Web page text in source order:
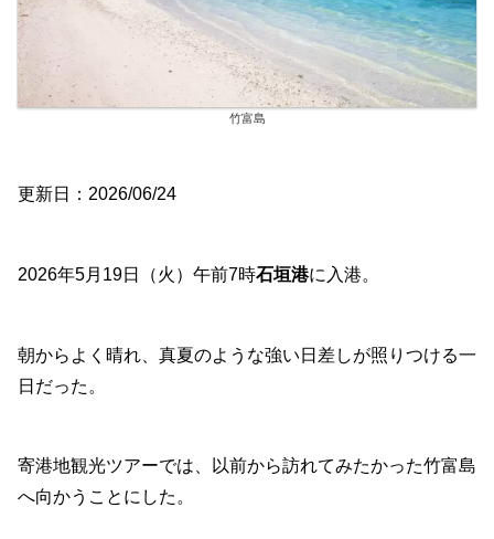
竹富島
更新日：2026/06/24
2026年5月19日（火）午前7時石垣港に入港。
朝からよく晴れ、真夏のような強い日差しが照りつける一
日だった。
寄港地観光ツアーでは、以前から訪れてみたかった竹富島
へ向かうことにした。